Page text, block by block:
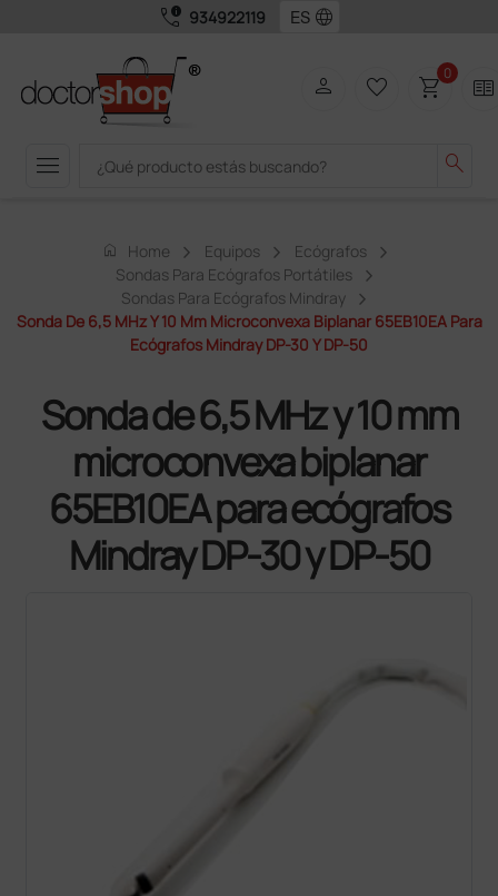
call_quality 934922119 language
menu search
person favorite_border shopping_cart0 two_pager
home Home Equipos
Ecógrafos
Sondas Para Ecógrafos Portátiles
Sondas Para Ecógrafos Mindray
Sonda De 6,5 MHz Y 10 Mm Microconvexa Biplanar 65EB10EA Para
Ecógrafos Mindray DP-30 Y DP-50
Sonda de 6,5 MHz y 10 mm
microconvexa biplanar
65EB10EA para ecógrafos
Mindray DP-30 y DP-50